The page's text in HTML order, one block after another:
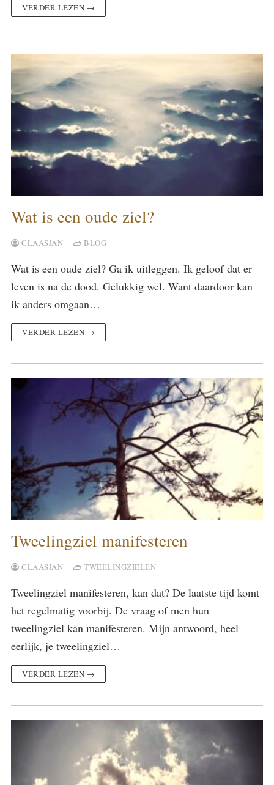
VERDER LEZEN →
Wat is een oude ziel?
CLAASJAN BLOG
Wat is een oude ziel? Ga ik uitleggen. Ik geloof dat er
leven is na de dood. Gelukkig wel. Want daardoor kan
ik anders omgaan…
VERDER LEZEN →
Tweelingziel manifesteren
CLAASJAN TWEELINGZIELEN
Tweelingziel manifesteren, kan dat? De laatste tijd komt
het regelmatig voorbij. De vraag of men hun
tweelingziel kan manifesteren. Mijn antwoord, heel
eerlijk, je tweelingziel…
VERDER LEZEN →